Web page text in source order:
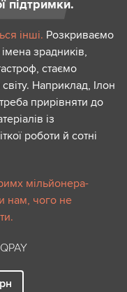
підтримки.
інші. Розкриваємо
зрадників,
стаємо
Наприклад, Ілон
прирівняти до
із
роботи й сотні
мільйонера-
нам, чого не